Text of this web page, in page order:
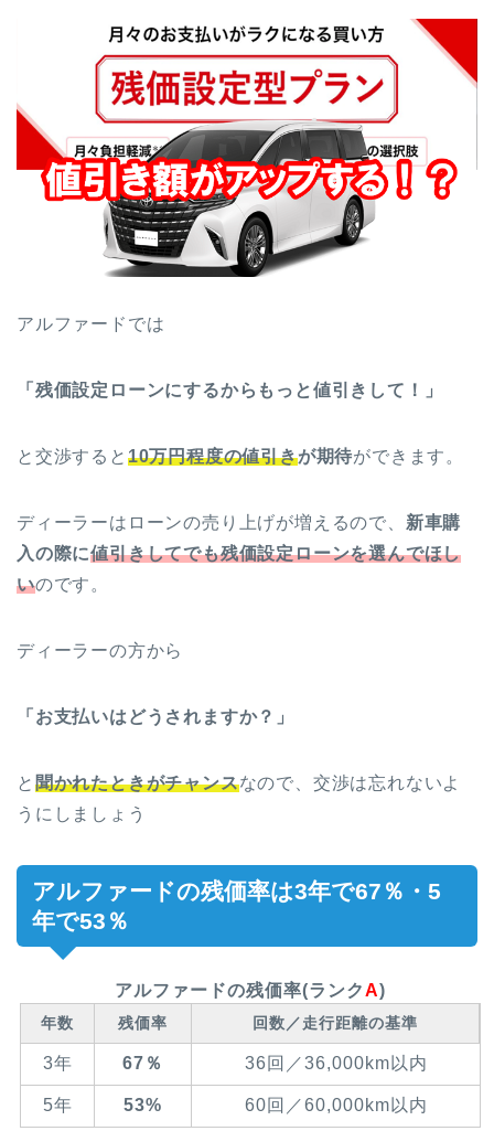
アルファードでは
「残価設定ローンにするからもっと値引きして！」
と交渉すると 10万円程度の値引きが期待ができます。
ディーラーはローンの売り上げが増えるので、 新車購
入の際に値引きしてでも残価設定ローンを選んでほし
いのです。
ディーラーの方から
「お支払いはどうされますか？」
と 聞かれたときがチャンスなので、交渉は忘れないよ
うにしましょう
アルファードの残価率は3年で67％・5
年で53％
アルファードの残価率(ランクA)
年数 残価率 回数／走行距離の基準
3年 67％ 36回／36,000km以内
5年 53% 60回／60,000km以内